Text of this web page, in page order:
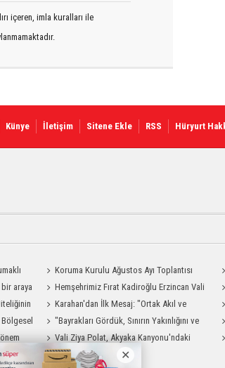
içeren, imla kuralları ile
Künye İletişim Sitene Ekle RSS Hüryurt
Koruma Kurulu Ağustos Ayı Toplantısı
Yapıldı
araya
Hemşehrimiz Fırat Kadiroğlu Erzincan Vali
Yardımcılığına Atandı
Karahan'dan İlk Mesaj: "Ortak Akıl ve
Dayanışmayla Çalışacağız"
"Bayrakları Gördük, Sınırın Yakınlığını ve
Uzaklığını Aynı Anda Hissettik"
Vali Ziya Polat, Akyaka Kanyonu'ndaki
Rafting Heyecanına Katıldı